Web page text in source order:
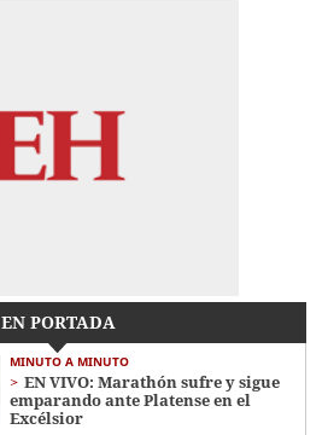
EN PORTADA
MINUTO A MINUTO
EN VIVO: Marathón sufre y sigue
emparando ante Platense en el
Excélsior